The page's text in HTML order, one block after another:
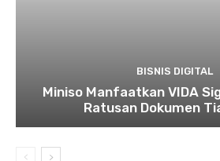
BISNIS DIGITAL
Miniso Manfaatkan VIDA
Ratusan Dokumen